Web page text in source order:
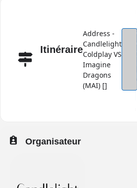
Itinéraire
Address -
Candlelight
Coldplay VS
Imagine
Dragons
(MAI) []
Organisateur